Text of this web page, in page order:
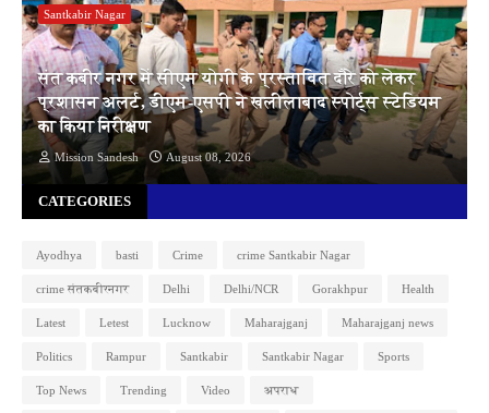
Santkabir Nagar
संत कबीर नगर में सीएम योगी के प्रस्तावित दौरे को लेकर
प्रशासन अलर्ट, डीएम-एसपी ने खलीलाबाद स्पोर्ट्स स्टेडियम
का किया निरीक्षण
Mission Sandesh August 08, 2026
CATEGORIES
Ayodhya basti Crime crime Santkabir Nagar
crime संतकबीरनगर Delhi Delhi/NCR Gorakhpur Health
Latest Letest Lucknow Maharajganj Maharajganj news
Politics Rampur Santkabir Santkabir Nagar Sports
Top News Trending Video अपराध